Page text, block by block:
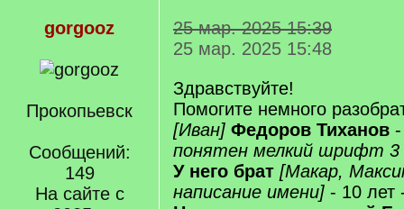
gorgooz 25 мар. 2025 15:39